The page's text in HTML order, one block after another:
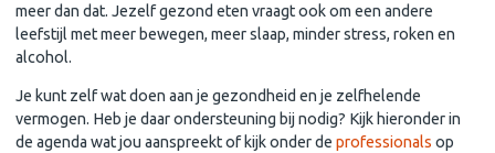
meer dan dat. Jezelf gezond eten vraagt ook om een andere
leefstijl met meer bewegen, meer slaap, minder stress, roken en
alcohol.
Je kunt zelf wat doen aan je gezondheid en je zelfhelende
vermogen. Heb je daar ondersteuning bij nodig? Kijk hieronder in
de agenda wat jou aanspreekt of kijk onder de professionals op